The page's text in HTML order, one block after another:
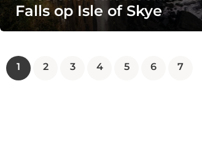
Falls op Isle of Skye
1 2 3 4 5 6 7